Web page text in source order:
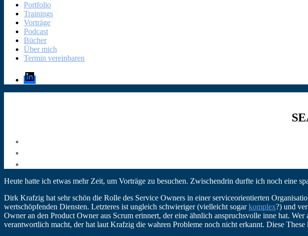
Portfolio
Trainings
Vorträge
Podcast
Bücher
Über mich
Termin vereinbaren
LinkedIn
Heute hatte ich etwas mehr Zeit, um Vorträge zu besuchen. Zwischendrin durfte ich noch eine
Dirk Krafzig hat sehr schön die Rolle des Service Owners in einer serviceorientierten
wertschöpfenden Diensten. Letzteres ist ungleich schwieriger (vielleicht sogarkomplex?) und
Owner an den Product Owner aus Scrum erinnert, der eine ähnlich anspruchsvolle inne hat.
verantwortlich macht, der hat laut Krafzig die wahren Probleme noch nicht erkannt. Diese